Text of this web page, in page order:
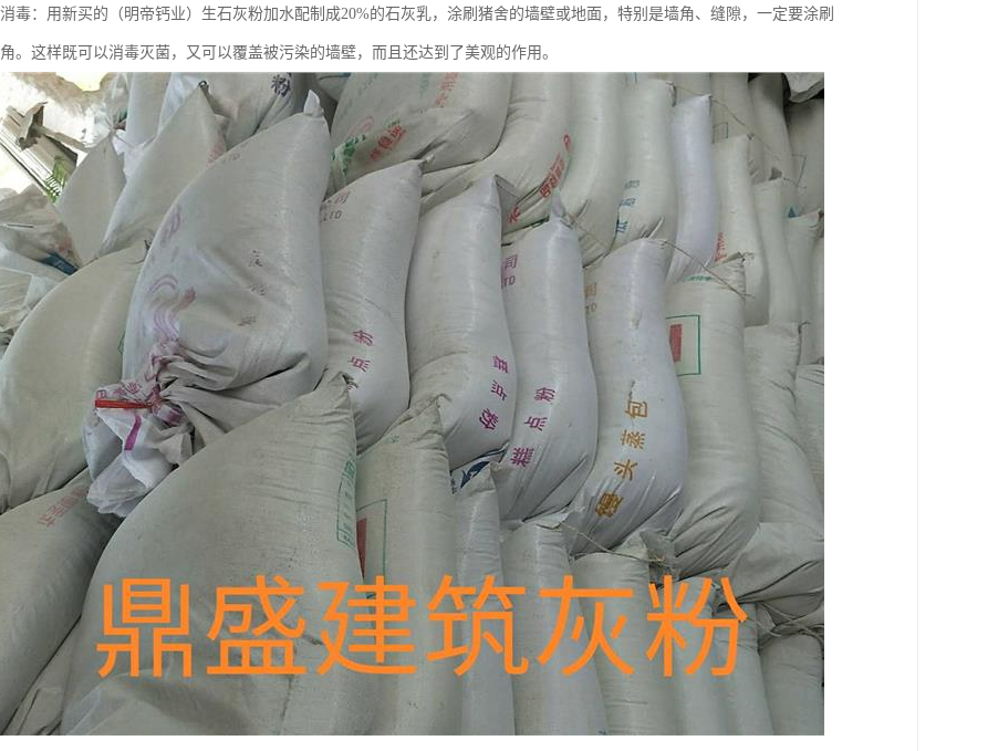
毒：用新买的（明帝钙业）生石灰粉加水配制成20%的石灰乳，涂刷猪舍的墙壁或地面，特别是墙角、缝隙，一定要涂刷
。这样既可以消毒灭菌，又可以覆盖被污染的墙壁，而且还达到了美观的作用。